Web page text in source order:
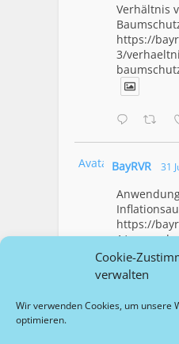
Cookie-
verwalten
Wir verwenden Cookies, um unsere
optimieren.
Verhältnis
https://
3/
Avatar BayRVR 31
https://
1/